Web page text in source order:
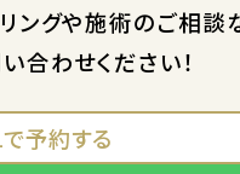
ングや施術のご相談
合わせください！
予約する